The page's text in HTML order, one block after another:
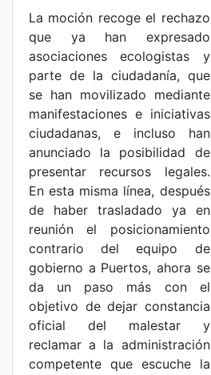
La moción recoge el rechazo
que ya han expresado
asociaciones ecologistas y
parte de la ciudadanía, que
se han movilizado mediante
manifestaciones e iniciativas
ciudadanas, e incluso han
anunciado la posibilidad de
presentar recursos legales.
En esta misma línea, después
de haber trasladado ya en
reunión el posicionamiento
contrario del equipo de
gobierno a Puertos, ahora se
da un paso más con el
objetivo de dejar constancia
oficial del malestar y
reclamar a la administración
competente que escuche la